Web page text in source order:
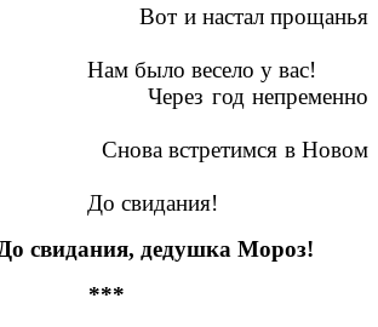
настал прощанья
весело у вас!
непременно
в Новом
дедушка Мороз!
***